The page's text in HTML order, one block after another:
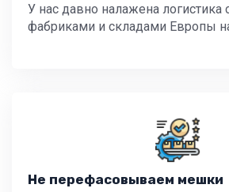
У нас давно налажена
фабриками и складами Европы
Не перефасовываем мешки